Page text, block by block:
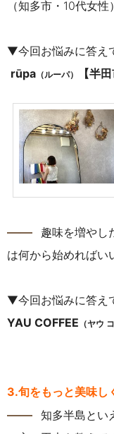
（知多市・10代女性）
▼今回お悩みに答え
rūpa （ルーパ） 【半田
―― 趣味を増やし
は何から始めればい
▼今回お悩みに答え
YAU COFFEE （ヤウ
3.旬をもっと美味し
―― 知多半島とい